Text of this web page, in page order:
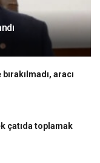
aracı
çatıda toplamak